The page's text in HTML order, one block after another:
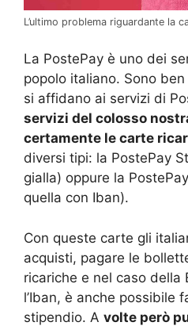
L’ultimo problema riguardante la
La PostePay è uno dei
popolo italiano. Sono
si affidano ai servizi di
servizi del colosso
certamente le carte
diversi tipi: la PostePay
gialla) oppure la
quella con Iban).
Con queste carte gli
acquisti, pagare le
ricariche e nel caso della
l’Iban, è anche possibile
stipendio. A volte però